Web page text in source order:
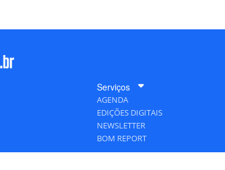
Serviços
AGENDA
EDIÇÕES DIGITAIS
NEWSLETTER
BOM REPORT